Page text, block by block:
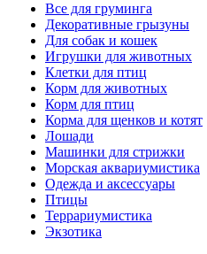
Все для груминга
Декоративные грызуны
Для собак и кошек
Игрушки для животных
Клетки для птиц
Корм для животных
Корм для птиц
Корма для щенков и котят
Лошади
Машинки для стрижки
Морская аквариумистика
Одежда и аксессуары
Птицы
Террариумистика
Экзотика